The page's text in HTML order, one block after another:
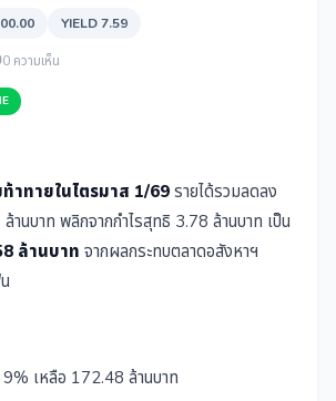
YIELD 7.59
0 ความเห็น
าทายในไตรมาส 1/69 รายได้รวมลดลง
านบาท พลิกจากกำไรสุทธิ 3.78 ล้านบาท เป็น
ล้านบาท จากผลกระทบตลาดอสังหาฯ
เหลือ 172.48 ล้านบาท